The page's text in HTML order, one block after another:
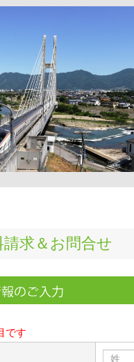
請求＆お問合せ
です